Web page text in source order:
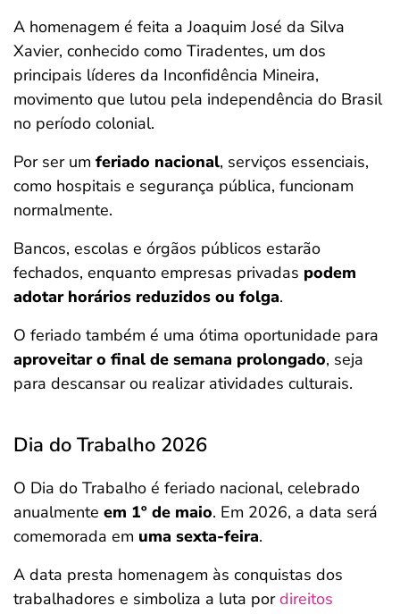
A homenagem é feita a Joaquim José da Silva
Xavier, conhecido como Tiradentes, um dos
principais líderes da Inconfidência Mineira,
movimento que lutou pela independência do Brasil
no período colonial.
Por ser um feriado nacional, serviços essenciais,
como hospitais e segurança pública, funcionam
normalmente.
Bancos, escolas e órgãos públicos estarão
fechados, enquanto empresas privadas podem
adotar horários reduzidos ou folga.
O feriado também é uma ótima oportunidade para
aproveitar o final de semana prolongado, seja
para descansar ou realizar atividades culturais.
Dia do Trabalho 2026
O Dia do Trabalho é feriado nacional, celebrado
anualmente em 1º de maio. Em 2026, a data será
comemorada em uma sexta-feira.
A data presta homenagem às conquistas dos
trabalhadores e simboliza a luta pordireitos